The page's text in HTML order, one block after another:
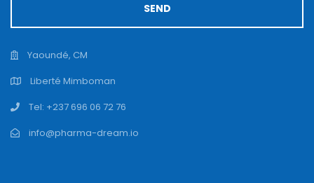
SEND
Yaoundé, CM
Liberté Mimboman
Tel: +237 696 06 72 76
info@pharma-dream.io